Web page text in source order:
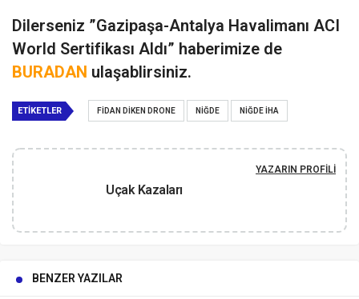
Dilerseniz ”Gazipaşa-Antalya Havalimanı ACI
World Sertifikası Aldı” haberimize de
BURADAN ulaşablirsiniz.
ETIKETLER FIDAN DIKEN DRONE NIĞDE NIĞDE İHA
Uçak Kazaları
YAZARIN PROFILI
BENZER YAZILAR